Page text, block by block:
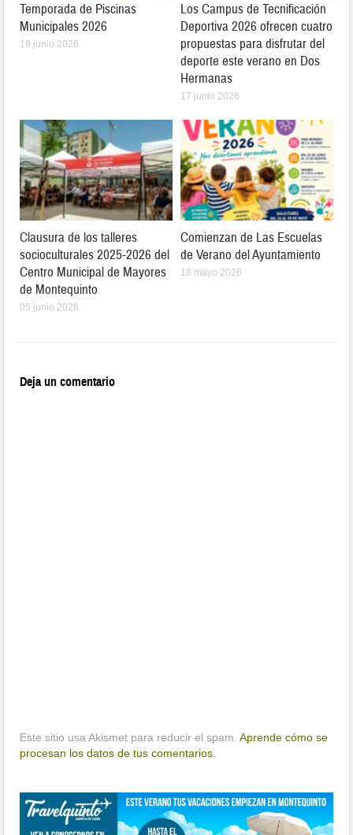
Temporada de Piscinas
Municipales 2026
19 junio 2026
Los Campus de Tecnificación
Deportiva 2026 ofrecen cuatro
propuestas para disfrutar del
deporte este verano en Dos
Hermanas
17 junio 2026
Clausura de los talleres
socioculturales 2025-2026 del
Centro Municipal de Mayores
de Montequinto
05 junio 2026
Comienzan de Las Escuelas
de Verano del Ayuntamiento
18 mayo 2026
Deja un comentario
Este sitio usa Akismet para reducir el spam.Aprende cómo se
procesan los datos de tus comentarios.